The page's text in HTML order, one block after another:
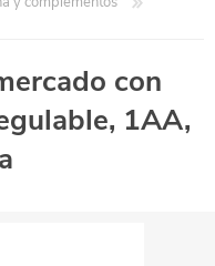
con
1AA,